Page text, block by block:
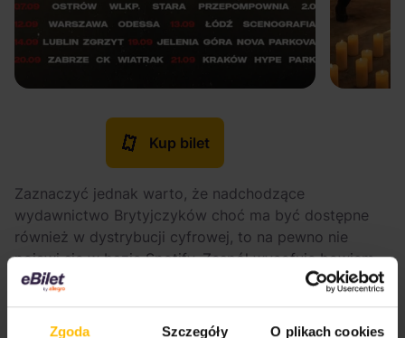
Zgoda Szczegóły O plikach cookies
Kup bilet
Zaznaczyć jednak warto, że nadchodzące
wydawnictwo Brytyjczyków choć ma być dostępne
również w dystrybucji cyfrowej, to na pewno nie
pojawi się w bazie Spotify. Zespół wycofuje bowiem
stamtąd swój cały katalog w ramach protestu wobec
produkującej drony bojowe: